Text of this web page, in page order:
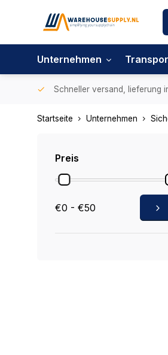
Unternehmen
Schneller versand, lieferung
Startseite Unternehmen
Preis
€0 - €50